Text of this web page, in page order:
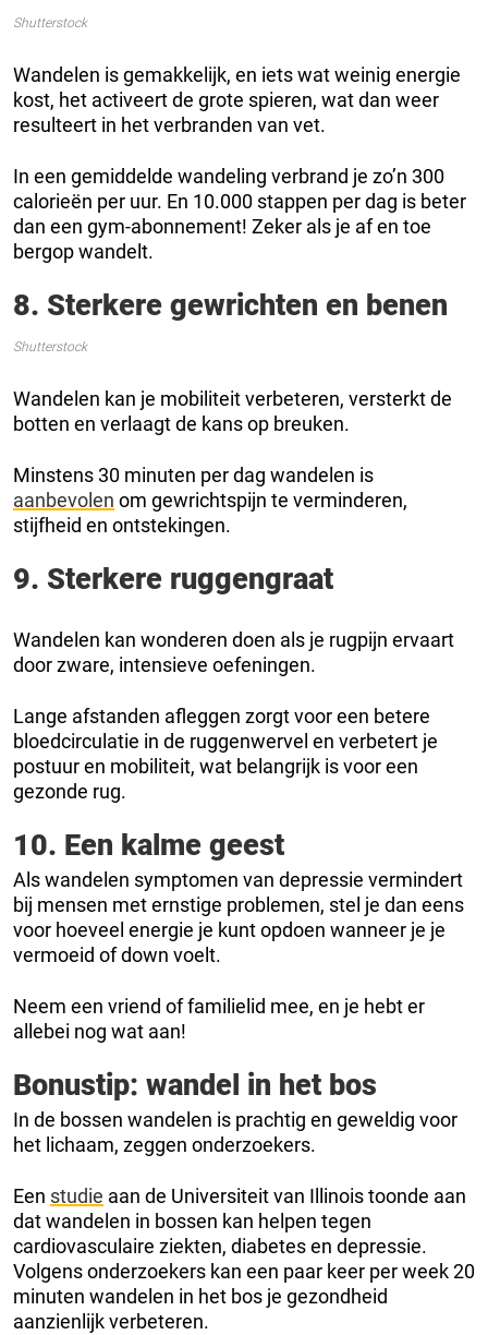
Shutterstock
Wandelen is gemakkelijk, en iets wat weinig energie
kost, het activeert de grote spieren, wat dan weer
resulteert in het verbranden van vet.
In een gemiddelde wandeling verbrand je zo’n 300
calorieën per uur. En 10.000 stappen per dag is beter
dan een gym-abonnement! Zeker als je af en toe
bergop wandelt.
8. Sterkere gewrichten en benen
Shutterstock
Wandelen kan je mobiliteit verbeteren, versterkt de
botten en verlaagt de kans op breuken.
Minstens 30 minuten per dag wandelen is
aanbevolen om gewrichtspijn te verminderen,
stijfheid en ontstekingen.
9. Sterkere ruggengraat
Wandelen kan wonderen doen als je rugpijn ervaart
door zware, intensieve oefeningen.
Lange afstanden afleggen zorgt voor een betere
bloedcirculatie in de ruggenwervel en verbetert je
postuur en mobiliteit, wat belangrijk is voor een
gezonde rug.
10. Een kalme geest
Als wandelen symptomen van depressie vermindert
bij mensen met ernstige problemen, stel je dan eens
voor hoeveel energie je kunt opdoen wanneer je je
vermoeid of down voelt.
Neem een vriend of familielid mee, en je hebt er
allebei nog wat aan!
Bonustip: wandel in het bos
In de bossen wandelen is prachtig en geweldig voor
het lichaam, zeggen onderzoekers.
Een studie aan de Universiteit van Illinois toonde aan
dat wandelen in bossen kan helpen tegen
cardiovasculaire ziekten, diabetes en depressie.
Volgens onderzoekers kan een paar keer per week 20
minuten wandelen in het bos je gezondheid
aanzienlijk verbeteren.